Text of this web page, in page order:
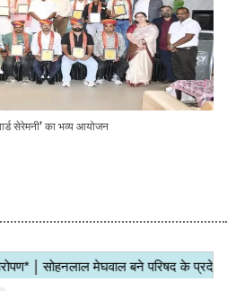
सेरेमनी’ का भव्य आयोजन